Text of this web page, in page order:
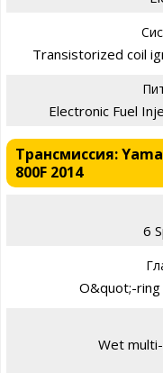
Transistorized coil
Electronic Fuel
Трансмиссия:
800F 2014
6
O&quot;-ring
Wet